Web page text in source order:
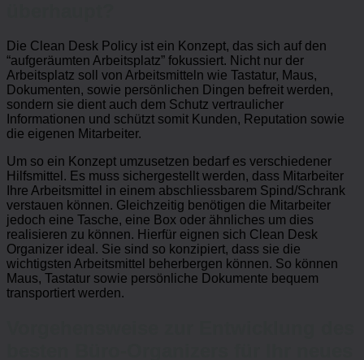
Die Clean Desk Policy ist ein Konzept, das sich auf den
“aufgeräumten Arbeitsplatz” fokussiert. Nicht nur der
Arbeitsplatz soll von Arbeitsmitteln wie Tastatur, Maus,
Dokumenten, sowie persönlichen Dingen befreit werden,
sondern sie dient auch dem Schutz vertraulicher
Informationen und schützt somit Kunden, Reputation sowie
die eigenen Mitarbeiter.
Um so ein Konzept umzusetzen bedarf es verschiedener
Hilfsmittel. Es muss sichergestellt werden, dass Mitarbeiter
Ihre Arbeitsmittel in einem abschliessbarem Spind/Schrank
verstauen können. Gleichzeitig benötigen die Mitarbeiter
jedoch eine Tasche, eine Box oder ähnliches um dies
realisieren zu können. Hierfür eignen sich Clean Desk
Organizer ideal. Sie sind so konzipiert, dass sie die
wichtigsten Arbeitsmittel beherbergen können. So können
Maus, Tastatur sowie persönliche Dokumente bequem
transportiert werden.